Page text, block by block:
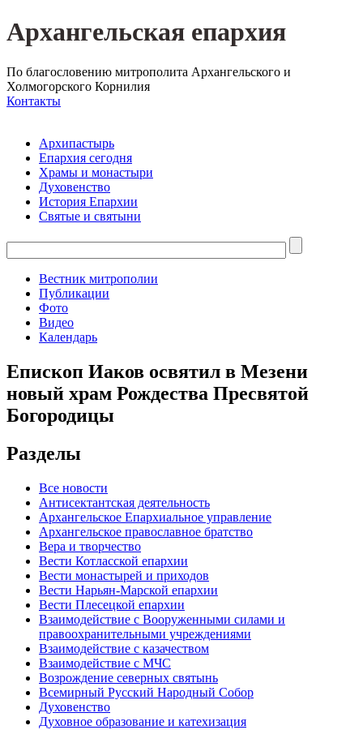
Архангельская епархия
По благословению митрополита Архангельского и
Холмогорского Корнилия
Контакты
Архипастырь
Епархия сегодня
Храмы и монастыри
Духовенство
История Епархии
Святые и святыни
Вестник митрополии
Публикации
Фото
Видео
Календарь
Епископ Иаков освятил в Мезени
новый храм Рождества Пресвятой
Богородицы
Разделы
Все новости
Антисектантская деятельность
Архангельское Епархиальное управление
Архангельское православное братство
Вера и творчество
Вести Котласской епархии
Вести монастырей и приходов
Вести Нарьян-Марской епархии
Вести Плесецкой епархии
Взаимодействие с Вооруженными силами и
правоохранительными учреждениями
Взаимодействие с казачеством
Взаимодействие с МЧС
Возрождение северных святынь
Всемирный Русский Народный Собор
Духовенство
Духовное образование и катехизация